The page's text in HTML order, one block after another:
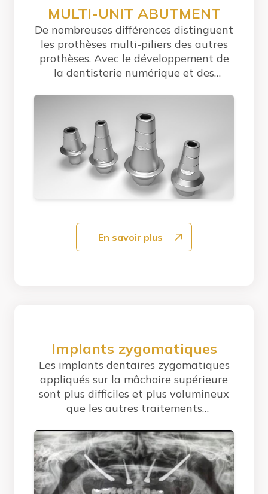
MULTI-UNIT ABUTMENT
De nombreuses différences distinguent
les prothèses multi-piliers des autres
prothèses. Avec le développement de
la dentisterie numérique et des
En savoir plus
Implants zygomatiques
Les implants dentaires zygomatiques
appliqués sur la mâchoire supérieure
sont plus difficiles et plus volumineux
que les autres traitements